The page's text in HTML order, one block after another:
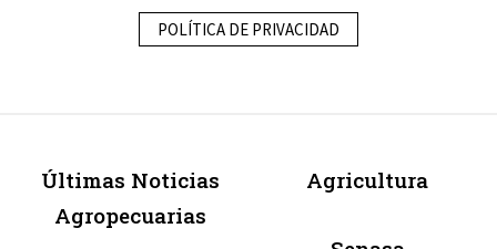
POLÍTICA DE PRIVACIDAD
Últimas Noticias
Agropecuarias
Agricultura